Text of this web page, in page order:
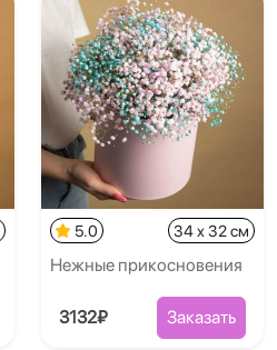
5.0 34 x 32 см
Нежные прикосновения
3132₽ Заказать